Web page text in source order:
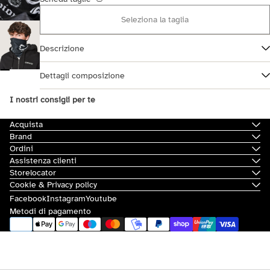
Seleziona la taglia
Descrizione
Dettagli composizione
I nostri consigli per te
Acquista
Brand
Ordini
Assistenza clienti
Storelocator
Cookie & Privacy policy
FacebookInstagramYoutube
Metodi di pagamento